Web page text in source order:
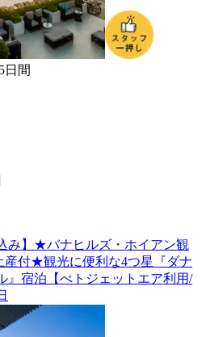
5日間
み】★バナヒルズ・ホイアン観
産付★観光に便利な4つ星『ダナ
』宿泊【べトジェットエア利用/